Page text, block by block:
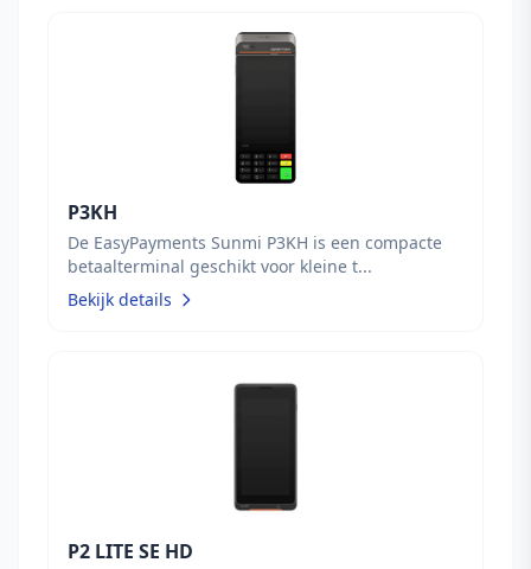
P3KH
De EasyPayments Sunmi P3KH is een compacte
betaalterminal geschikt voor kleine t...
Bekijk details
P2 LITE SE HD